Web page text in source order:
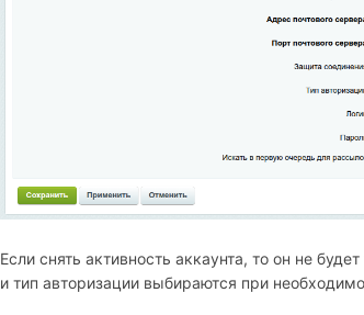
Если снять активность аккаунта, то он не
и тип авторизации выбираются при